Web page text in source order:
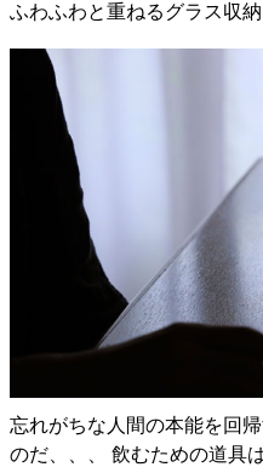
ふわふわと重ねるグラス収
忘れがちな人間の本能を回
のだ、、、 飲むための道具